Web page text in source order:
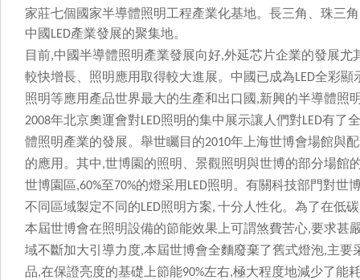
家莊七個國家半導體照明工程產業化基地。長三角、珠三
中國 LED產業發展的聚集地。
目前,中國半導體照明產業發展向好,外延芯片企業的發展尤
較快增長、照明應用取得較大進展。中國已成為LED全彩顯
照明等應用產品世界最大的生產和出口國 ,新興的半導體照明
2008年北京奧運會對LED照明的集中展示讓人們對LED有了
體照明產業的發展。舉世矚目的2010年上海世博會場館與
的應用。其中,世博園的照明、景觀照明與世博的部分場館
世博園區,60%至70%的燈采用 LED照明。有關科技部門對
不同區域製定不同的LED照明方案, 十分人性化。為了在
本屆世博會在照明設備的節能效果上可謂煞費苦心,要求甚
域不斷加大引導力度,本屆世博會全麵廢棄了舊式燈泡,主要
品,在保證亮度的基礎上節能90%左右,極大程度地減少了能耗